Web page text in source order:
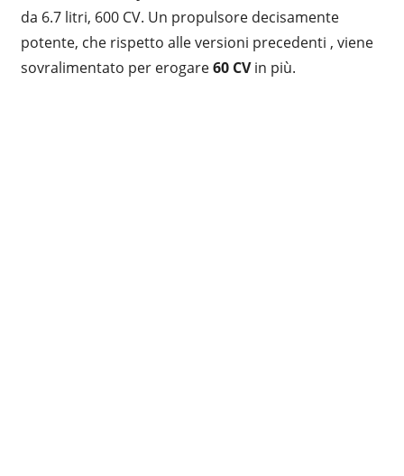
da 6.7 litri, 600 CV. Un propulsore decisamente
potente, che rispetto alle versioni precedenti , viene
sovralimentato per erogare60 CVin più.